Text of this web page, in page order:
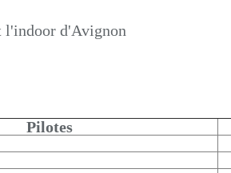
l'indoor d'Avignon
Pilotes